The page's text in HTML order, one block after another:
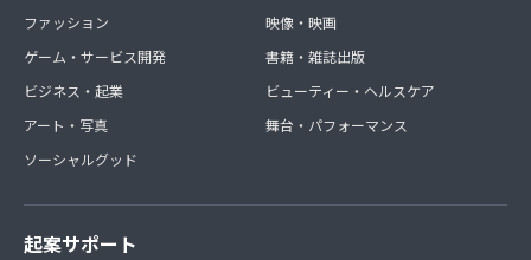
ファッション
ゲーム・サービス開発
ビジネス・起業
アート・写真
ソーシャルグッド
映像・映画
書籍・雑誌出版
ビューティー・ヘルスケア
舞台・パフォーマンス
起案サポート